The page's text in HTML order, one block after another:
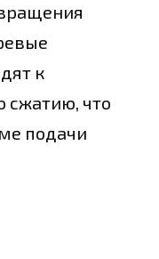
к
сжатию, что
подачи